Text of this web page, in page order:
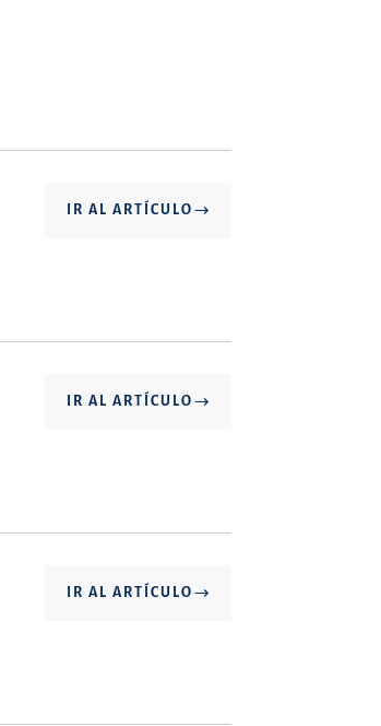
IR AL ARTÍCULO
IR AL ARTÍCULO
IR AL ARTÍCULO